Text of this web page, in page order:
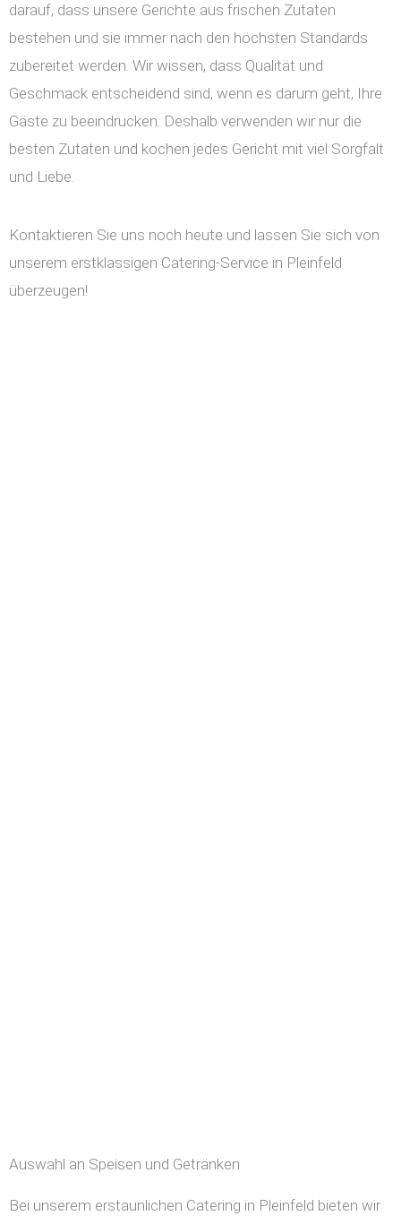
darauf, dass unsere Gerichte aus frischen Zutaten
bestehen und sie immer nach den höchsten Standards
zubereitet werden. Wir wissen, dass Qualität und
Geschmack entscheidend sind, wenn es darum geht, Ihre
Gäste zu beeindrucken. Deshalb verwenden wir nur die
besten Zutaten und kochen jedes Gericht mit viel Sorgfalt
und Liebe.
Kontaktieren Sie uns noch heute und lassen Sie sich von
unserem erstklassigen Catering-Service in Pleinfeld
überzeugen!
Auswahl an Speisen und Getränken
Bei unserem erstaunlichen Catering in Pleinfeld bieten wir